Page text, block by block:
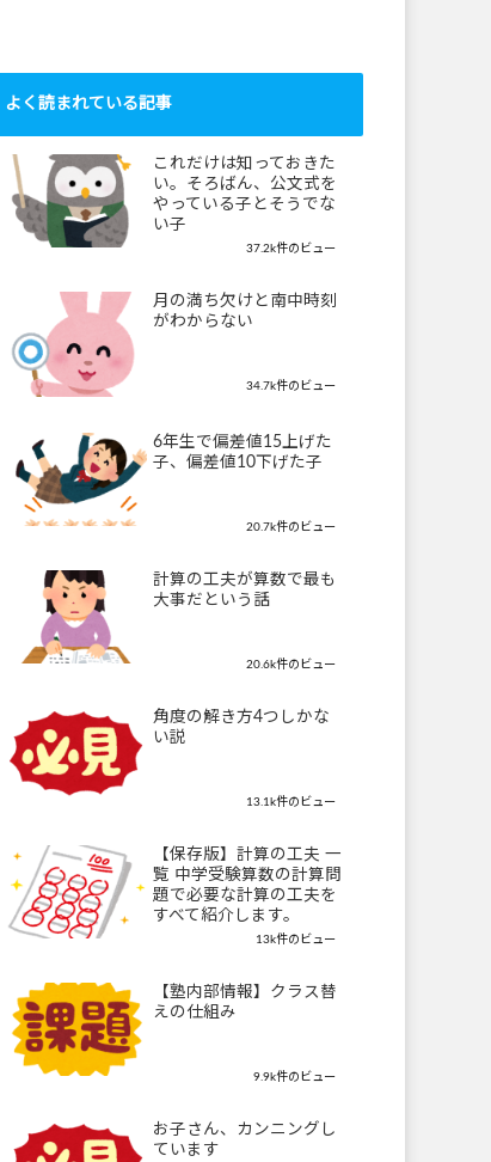
よく読まれている記事
これだけは知っておきた
い。そろばん、公文式を
やっている子とそうでな
い子
37.2k件のビュー
月の満ち欠けと南中時刻
がわからない
34.7k件のビュー
6年生で偏差値15上げた
子、偏差値10下げた子
20.7k件のビュー
計算の工夫が算数で最も
大事だという話
20.6k件のビュー
角度の解き方4つしかな
い説
13.1k件のビュー
【保存版】計算の工夫 一
覧 中学受験算数の計算問
題で必要な計算の工夫を
すべて紹介します。
13k件のビュー
【塾内部情報】クラス替
えの仕組み
9.9k件のビュー
お子さん、カンニングし
ています